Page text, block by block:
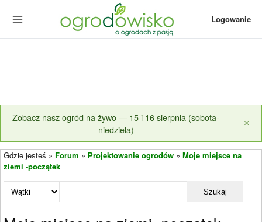
Logowanie
Zobacz nasz ogród na żywo — 15 i 16 sierpnia (sobota-
niedziela)
×
Gdzie jesteś » Forum » Projektowanie ogrodów » Moje miejsce na
ziemi -początek
Szukaj